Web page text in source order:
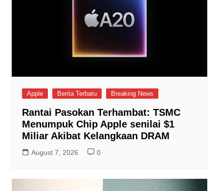
Apple Berita Terbaru Breaking News
Rantai Pasokan Terhambat: TSMC
Menumpuk Chip Apple senilai $1
Miliar Akibat Kelangkaan DRAM
August 7, 2026 0